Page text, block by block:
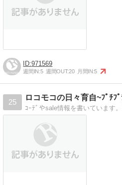
971569
週間IN:5 週間OUT:20 月間IN:5
25
ロコモコの日々育自~ﾌﾟﾁﾌ
ｺｰﾃﾞやsale情報を書いています